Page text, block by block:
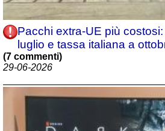
Pacchi extra-UE più
luglio e tassa italiana a
(7 commenti)
29-06-2026